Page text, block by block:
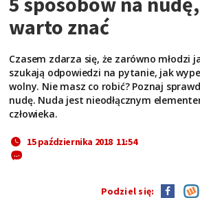
warto znać
Czasem zdarza się, że zarówno młodzi
szukają odpowiedzi na pytanie, jak
wolny. Nie masz co robić? Poznaj
nudę. Nuda jest nieodłącznym
człowieka.
15 października 2018 11:54
Podziel się: